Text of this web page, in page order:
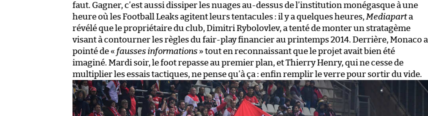
faut. Gagner, c’est aussi dissiper les nuages au-dessus de l’institution monégasque à une
heure où les Football Leaks agitent leurs tentacules : il y a quelques heures, Mediaparta
révélé que le propriétaire du club, Dimitri Rybolovlev, a tenté de monter un stratagème
visant à contourner les règles du fair-play financier au printemps 2014. Derrière, Monaco a
pointé de « fausses informations » tout en reconnaissant que le projet avait bien été
imaginé. Mardi soir, le foot repasse au premier plan, et Thierry Henry, qui ne cesse de
multiplier les essais tactiques, ne pense qu’à ça : enfin remplir le verre pour sortir du vide.